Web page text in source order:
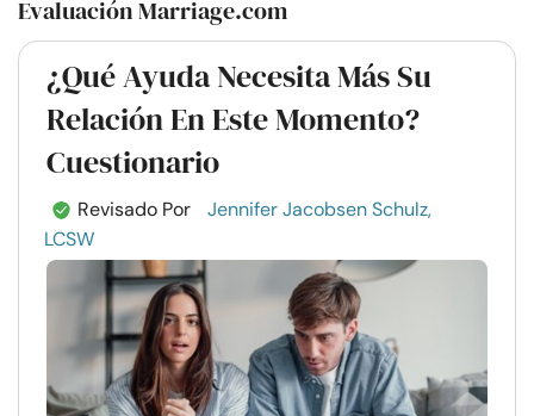
Evaluación Marriage.com
¿Qué Ayuda Necesita Más Su
Relación En Este Momento?
Cuestionario
Revisado Por
Jennifer Jacobsen Schulz,
LCSW